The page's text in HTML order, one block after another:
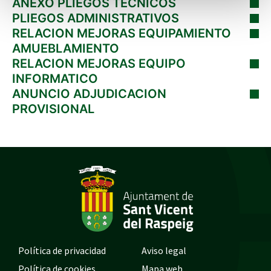
ANEXO PLIEGOS TECNICOS
PLIEGOS ADMINISTRATIVOS
RELACION MEJORAS EQUIPAMIENTO
AMUEBLAMIENTO
RELACION MEJORAS EQUIPO
INFORMATICO
ANUNCIO ADJUDICACION
PROVISIONAL
Política de privacidad
Aviso legal
Política de cookies
Mapa web